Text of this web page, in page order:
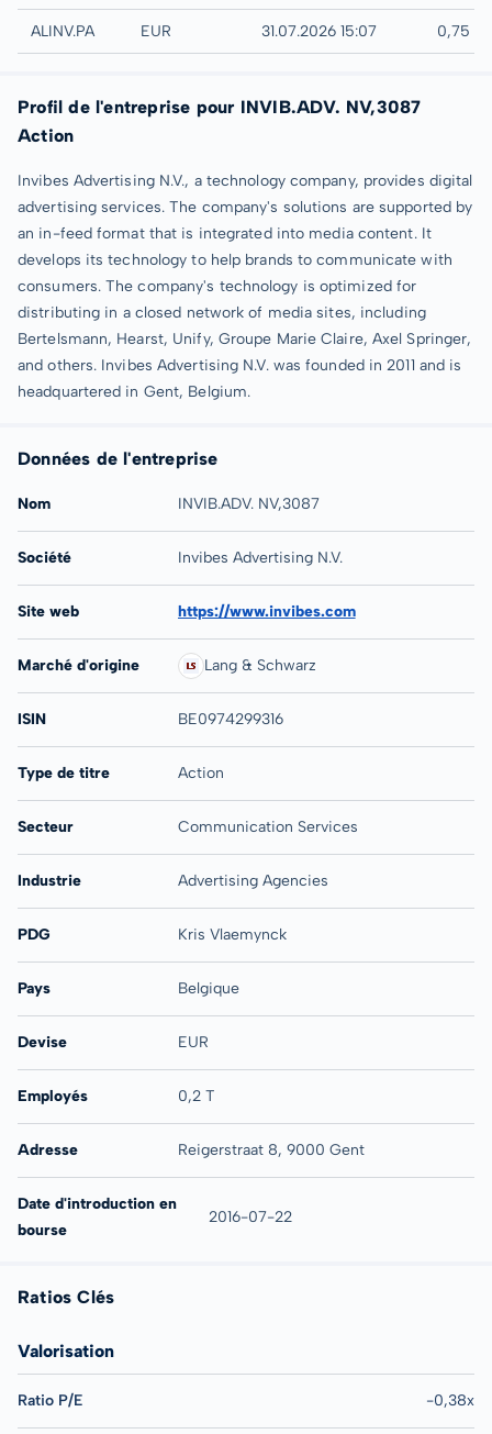
Paris
ALINV.PA EUR 31.07.2026 15:07 0,75
Profil de l'entreprise pour INVIB.ADV. NV,3087
Action
Invibes Advertising N.V., a technology company, provides digital
advertising services. The company's solutions are supported by
an in-feed format that is integrated into media content. It
develops its technology to help brands to communicate with
consumers. The company's technology is optimized for
distributing in a closed network of media sites, including
Bertelsmann, Hearst, Unify, Groupe Marie Claire, Axel Springer,
and others. Invibes Advertising N.V. was founded in 2011 and is
headquartered in Gent, Belgium.
Données de l'entreprise
Nom INVIB.ADV. NV,3087
Société Invibes Advertising N.V.
Site web https://www.invibes.com
Marché d'origine Lang & Schwarz
ISIN BE0974299316
Type de titre Action
Secteur Communication Services
Industrie Advertising Agencies
PDG Kris Vlaemynck
Pays Belgique
Devise EUR
Employés 0,2 T
Adresse Reigerstraat 8, 9000 Gent
Date d'introduction en
bourse
2016-07-22
Ratios Clés
Valorisation
Ratio P/E -0,38x